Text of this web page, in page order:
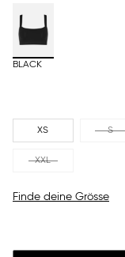
BLACK
XS S
XXL
Finde deine Grösse